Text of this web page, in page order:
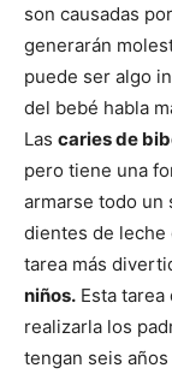
son causadas
generarán
puede ser algo
del bebé habla
Las caries de
pero tiene una
armarse todo un
dientes de leche
tarea más
niños. Esta
realizarla los
tengan seis